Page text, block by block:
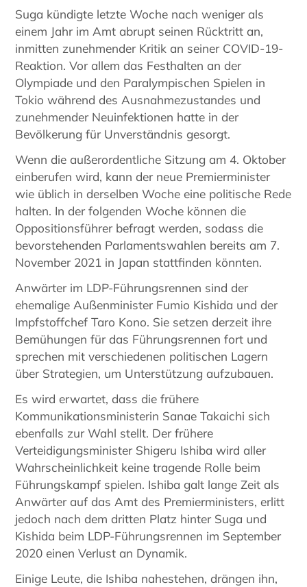
Suga kündigte letzte Woche nach weniger als
einem Jahr im Amt abrupt seinen Rücktritt an,
inmitten zunehmender Kritik an seiner COVID-19-
Reaktion. Vor allem das Festhalten an der
Olympiade und den Paralympischen Spielen in
Tokio während des Ausnahmezustandes und
zunehmender Neuinfektionen hatte in der
Bevölkerung für Unverständnis gesorgt.
Wenn die außerordentliche Sitzung am 4. Oktober
einberufen wird, kann der neue Premierminister
wie üblich in derselben Woche eine politische Rede
halten. In der folgenden Woche können die
Oppositionsführer befragt werden, sodass die
bevorstehenden Parlamentswahlen bereits am 7.
November 2021 in Japan stattfinden könnten.
Anwärter im LDP-Führungsrennen sind der
ehemalige Außenminister Fumio Kishida und der
Impfstoffchef Taro Kono. Sie setzen derzeit ihre
Bemühungen für das Führungsrennen fort und
sprechen mit verschiedenen politischen Lagern
über Strategien, um Unterstützung aufzubauen.
Es wird erwartet, dass die frühere
Kommunikationsministerin Sanae Takaichi sich
ebenfalls zur Wahl stellt. Der frühere
Verteidigungsminister Shigeru Ishiba wird aller
Wahrscheinlichkeit keine tragende Rolle beim
Führungskampf spielen. Ishiba galt lange Zeit als
Anwärter auf das Amt des Premierministers, erlitt
jedoch nach dem dritten Platz hinter Suga und
Kishida beim LDP-Führungsrennen im September
2020 einen Verlust an Dynamik.
Einige Leute, die Ishiba nahestehen, drängen ihn,